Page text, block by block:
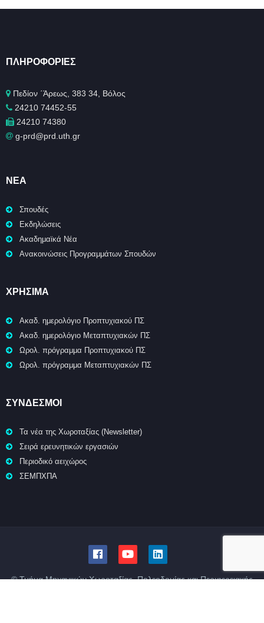
ΠΛΗΡΟΦΟΡΊΕΣ
Πεδίον ΄Άρεως, 383 34, Βόλος
24210 74452-55
24210 74380
g-prd@prd.uth.gr
ΝΈΑ
Σπουδές
Εκδηλώσεις
Ακαδημαϊκά Νέα
Ανακοινώσεις Προγραμμάτων Σπουδών
ΧΡΉΣΙΜΑ
Ακαδ. ημερολόγιο Προπτυχιακού ΠΣ
Ακαδ. ημερολόγιο Μεταπτυχιακών ΠΣ
Ωρολ. πρόγραμμα Προπτυχιακού ΠΣ
Ωρολ. πρόγραμμα Μεταπτυχιακών ΠΣ
ΣΥΝΔΕΣΜΟΙ
Τα νέα της Χωροταξίας (Newsletter)
Σειρά ερευνητικών εργασιών
Περιοδικό αειχώρος
ΣΕΜΠΧΠΑ
© Τμήμα Μηχανικών Χωροταξίας, Πολεοδομίας και Περιφερειακής